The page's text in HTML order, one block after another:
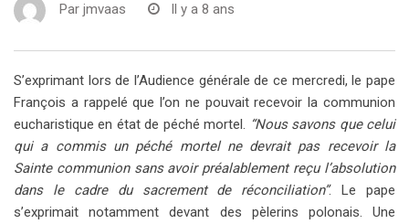
Par jmvaas Il y a 8 ans
S’exprimant lors de l’Audience générale de ce mercredi, le pape
François a rappelé que l’on ne pouvait recevoir la communion
eucharistique en état de péché mortel. “Nous savons que celui
qui a commis un péché mortel ne devrait pas recevoir la
Sainte communion sans avoir préalablement reçu l’absolution
dans le cadre du sacrement de réconciliation”. Le pape
s’exprimait notamment devant des pèlerins polonais. Une